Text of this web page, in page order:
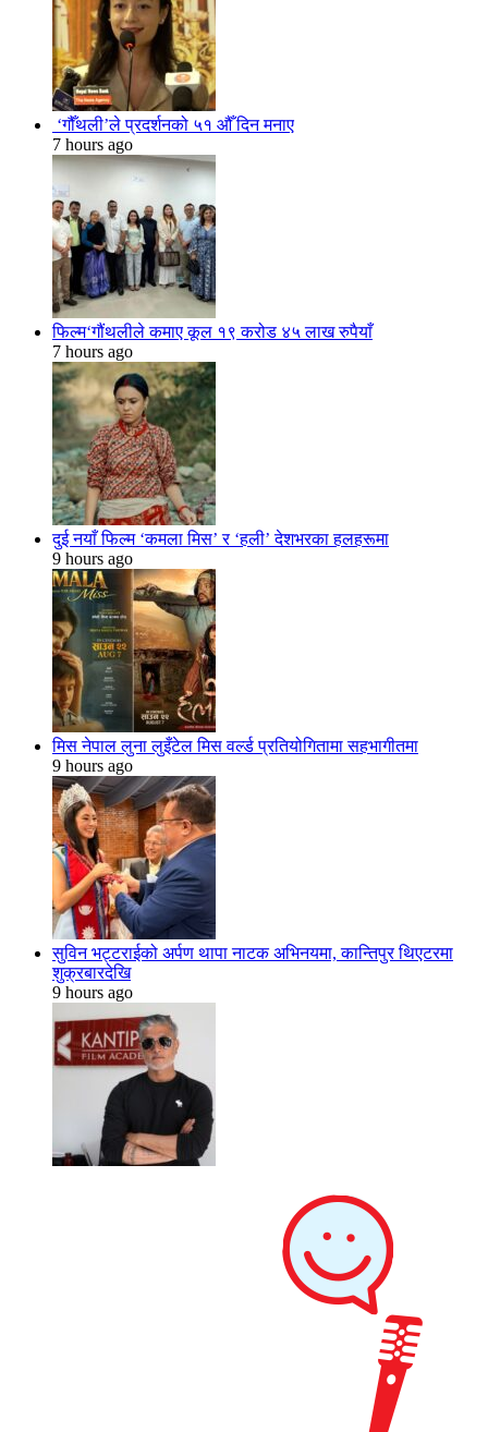
‘गौँथली’ले प्रदर्शनको ५१ औँ दिन मनाए
7 hours ago
फिल्म‘गौंथलीले कमाए कूल १९ करोड ४५ लाख रुपैयाँ
7 hours ago
दुई नयाँ फिल्म ‘कमला मिस’ र ‘हली’ देशभरका हलहरूमा
9 hours ago
मिस नेपाल लुना लुइँटेल मिस वर्ल्ड प्रतियोगितामा सहभागीतमा
9 hours ago
सुविन भट्टराईको अर्पण थापा नाटक अभिनयमा, कान्तिपुर थिएटरमा
शुक्रबारदेखि
9 hours ago